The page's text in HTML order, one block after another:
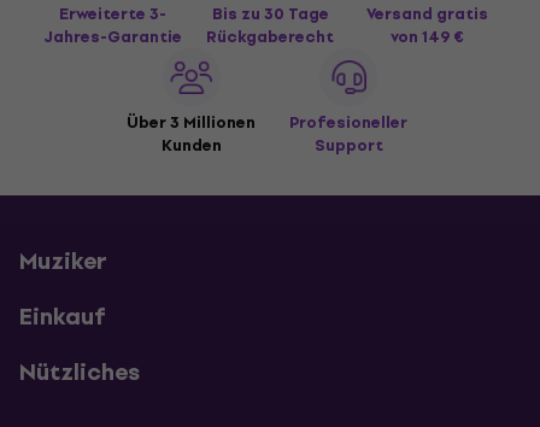
Erweiterte 3-
Jahres-Garantie
Bis zu 30 Tage
Rückgaberecht
Versand gratis
von 149 €
Über 3 Millionen
Kunden
Profesioneller
Support
Muziker
Einkauf
Nützliches